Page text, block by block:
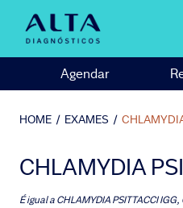
Agendar
HOME / EXAMES /
CHLAMYDIA
É igual aCHLAMYDIA PSITTACCI